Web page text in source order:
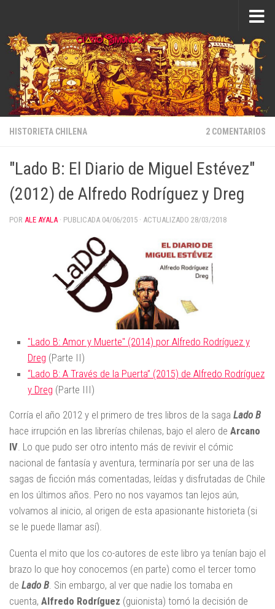
HISTORIETA CHILENA 2 COMENTARIOS
"Lado B: El Diario de Miguel Estévez"
(2012) de Alfredo Rodríguez y Dreg
POR ALE AYALA · PUBLICADA 04/06/2015 · ACTUALIZADO 28/03/2018
"Lado B: Amor y Muerte" (2014) por Alfredo Rodríguez y
Dreg (Parte II)
“Lado B: A Través de la Puerta” (2015) de Alfredo Rodríguez
y Dreg (Parte III)
Corría el año 2012 y el primero de tres libros de la saga Lado B
hace irrupción en las librerías chilenas, bajo el alero de Arcano
IV. Lo que pudo ser otro intento más de revivir el cómic
nacional de fantasía y aventura, terminaría por ser una de las
sagas de ficción más comentadas, leídas y disfrutadas de Chile
en los últimos años. Pero no nos vayamos tan lejos aún,
volvamos al inicio, al origen de esta apasionante historieta (si
se le puede llamar así).
Cuenta el mito que los co-autores de este libro ya tenían bajo el
brazo lo que hoy conocemos (en parte) como el tercer tomo
de Lado B. Sin embargo, al ver que nadie los tomaba en
cuenta, Alfredo Rodríguez (guionista) tomó la decisión de